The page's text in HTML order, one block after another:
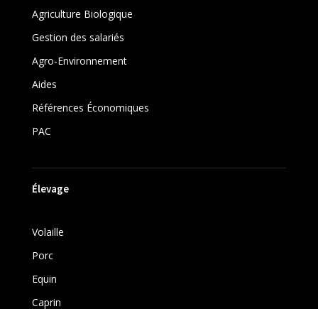
Agriculture Biologique
Gestion des salariés
Agro-Environnement
Aides
Références Économiques
PAC
Élevage
Volaille
Porc
Equin
Caprin